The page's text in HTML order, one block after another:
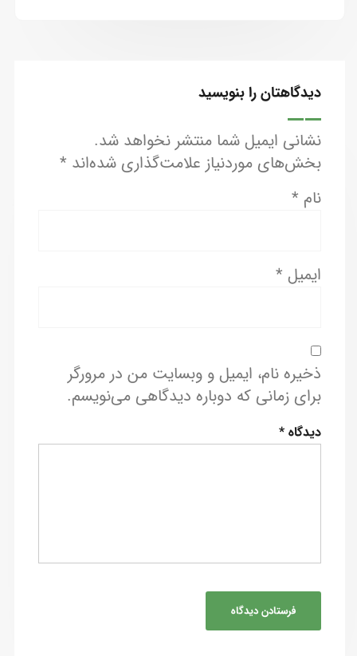
دیدگاهتان را بنویسید
نشانی ایمیل شما منتشر نخواهد شد.
بخش‌های موردنیاز علامت‌گذاری شده‌اند *
نام *
ایمیل *
ذخیره نام، ایمیل و وبسایت من در مرورگر
برای زمانی که دوباره دیدگاهی می‌نویسم.
دیدگاه*